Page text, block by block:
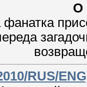
О
фанатка
RUS/